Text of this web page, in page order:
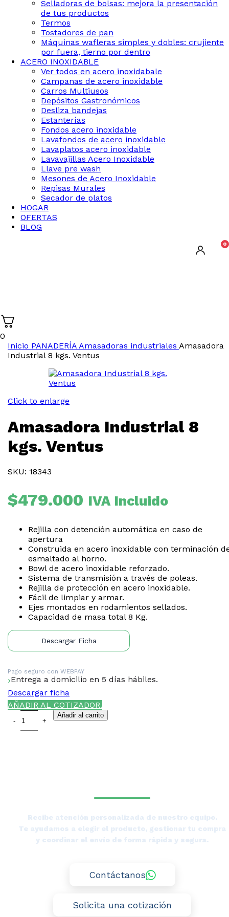
Selladoras de bolsas: mejora la presentación
de tus productos
Termos
Tostadores de pan
Máquinas wafleras simples y dobles: crujiente
por fuera, tierno por dentro
ACERO INOXIDABLE
Ver todos en acero inoxidabale
Campanas de acero inoxidable
Carros Multiusos
Depósitos Gastronómicos
Desliza bandejas
Estanterías
Fondos acero inoxidable
Lavafondos de acero inoxidable
Lavaplatos acero inoxidable
Lavavajillas Acero Inoxidable
Llave pre wash
Mesones de Acero Inoxidable
Repisas Murales
Secador de platos
HOGAR
OFERTAS
BLOG
0
0
Inicio PANADERÍA Amasadoras industriales Amasadora
Industrial 8 kgs. Ventus
Click to enlarge
Amasadora Industrial 8
kgs. Ventus
SKU: 18343
$479.000 IVA Incluido
Rejilla con detención automática en caso de
apertura
Construida en acero inoxidable con terminación
esmaltado al horno.
Bowl de acero inoxidable reforzado.
Sistema de transmisión a través de poleas.
Rejilla de protección en acero inoxidable.
Fácil de limpiar y armar.
Ejes montados en rodamientos sellados.
Capacidad de masa total 8 Kg.
Descargar Ficha
Pago seguro con WEBPAY
Entrega a domicilio en 5 días hábiles.
Descargar ficha
AÑADIR AL COTIZADOR.
Añadir al carrito
Recibe atención personalizada de nuestro equipo.
Te ayudamos a elegir el producto, gestionar tu compra
y coordinar el envío de forma rápida y segura.
Contáctanos
Solicita una cotización